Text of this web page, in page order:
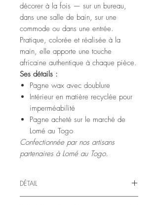
décorer à la fois — sur un bureau,
dans une salle de bain, sur une
commode ou dans une entrée.
Pratique, colorée et réalisée à la
main, elle apporte une touche
africaine authentique à chaque pièce.
Ses détails :
Pagne wax avec doublure
Intérieur en matière recyclée pour
imperméabilité
Pagne acheté sur le marché de
Lomé au Togo
Confectionnée par nos artisans
partenaires à Lomé au Togo.
DÉTAIL